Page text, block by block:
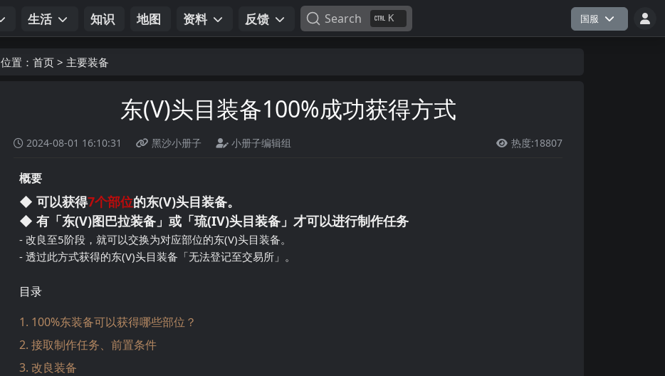
生活 知识 地图 资料 反馈 Search K 国服
位置： 首页 > 主要装备
东(V)头目装备100%成功获得方式
2024-08-01 16:10:31 黑沙小册子 小册子编辑组  热度:18807
概要
◆ 可以获得7个部位的东(V)头目装备。
◆ 有「东(V)图巴拉装备」或「琉(IV)头目装备」才可以进行制作任务
- 改良至5阶段，就可以交换为对应部位的东(V)头目装备。
- 透过此方式获得的东(V)头目装备「无法登记至交易所」。
目录
1. 100%东装备可以获得哪些部位？
2. 接取制作任务、前置条件
3. 改良装备